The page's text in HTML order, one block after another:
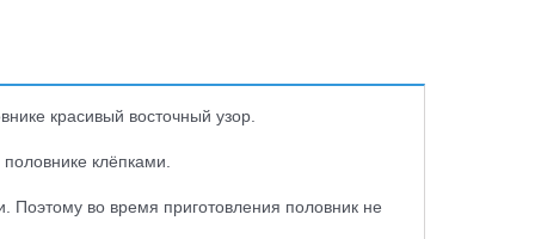
красивый восточный узор.
клёпками.
Поэтому во время приготовления половник не